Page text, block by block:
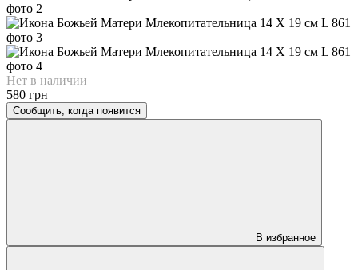
Нет в наличии
580 грн
Сообщить, когда появится
В избранное